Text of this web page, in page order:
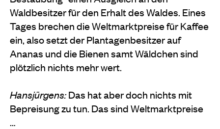
Waldbesitzer für den Erhalt des Waldes. Eines
Tages brechen die Weltmarktpreise für Kaffee
ein, also setzt der Plantagenbesitzer auf
Ananas und die Bienen samt Wäldchen sind
plötzlich nichts mehr wert.
Hansjürgens:Das hat aber doch nichts mit
Bepreisung zu tun. Das sind Weltmarktpreise
…